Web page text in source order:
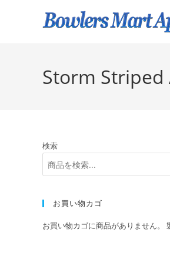
Storm Striped
検索
お買い物カゴ
お買い物カゴに商品がありません。